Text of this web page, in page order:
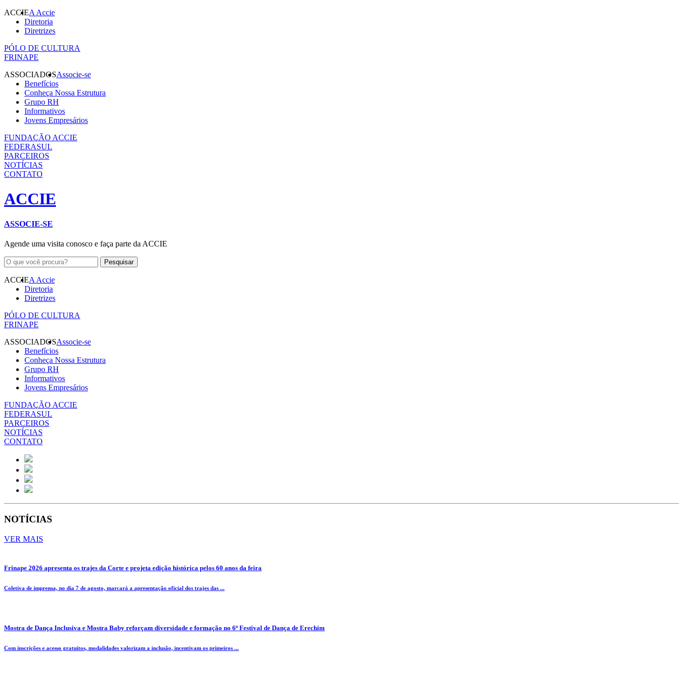
ACCIEA Accie
Diretoria
Diretrizes
PÓLO DE CULTURA
FRINAPE
ASSOCIADOSAssocie-se
Benefícios
Conheça Nossa Estrutura
Grupo RH
Informativos
Jovens Empresários
FUNDAÇÃO ACCIE
FEDERASUL
PARCEIROS
NOTÍCIAS
CONTATO
ACCIE
ASSOCIE-SE
Agende uma visita conosco e faça parte da ACCIE
ACCIEA Accie
Diretoria
Diretrizes
PÓLO DE CULTURA
FRINAPE
ASSOCIADOSAssocie-se
Benefícios
Conheça Nossa Estrutura
Grupo RH
Informativos
Jovens Empresários
FUNDAÇÃO ACCIE
FEDERASUL
PARCEIROS
NOTÍCIAS
CONTATO
NOTÍCIAS
VER MAIS
Frinape 2026 apresenta os trajes da Corte e projeta edição histórica pelos 60 anos da feira
Coletiva de imprensa, no dia 7 de agosto, marcará a apresentação oficial dos trajes das ...
Mostra de Dança Inclusiva e Mostra Baby reforçam diversidade e formação no 6º Festival de Dança de Erechim
Com inscrições e acesso gratuitos, modalidades valorizam a inclusão, incentivam os primeiros ...